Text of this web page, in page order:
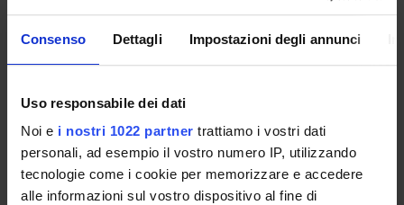
Consenso Dettagli Impostazioni degli annunci
Uso responsabile dei dati
Noi e i nostri 1022 partner trattiamo i vostri dati
personali, ad esempio il vostro numero IP, utilizzando
tecnologie come i cookie per memorizzare e accedere
alle informazioni sul vostro dispositivo al fine di
Presentazione
Piani didattici
Insegnamenti
Bacheca avvisi
Organi collegiali e di governo